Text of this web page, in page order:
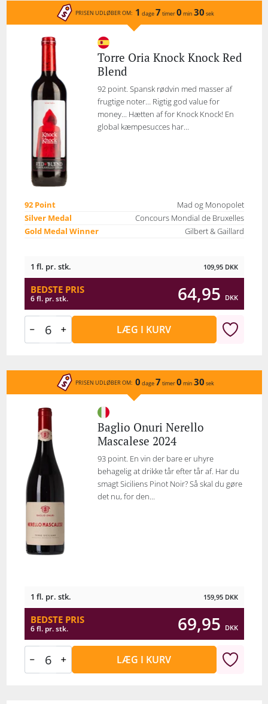
PRISEN UDLØBER OM: 1 dage7 timer0 min 30 sek
Torre Oria Knock Knock Red
Blend
92 point. Spansk rødvin med masser af
frugtige noter… Rigtig god value for
money... Hætten af for Knock Knock! En
global kæmpesucces har...
92 Point
Mad og Monopolet
Silver Medal
Concours Mondial de Bruxelles
Gold Medal Winner
Gilbert & Gaillard
1 fl. pr. stk. 109,95 DKK
BEDSTE PRIS
6 fl. pr. stk. 64,95 DKK
LÆG I KURV
PRISEN UDLØBER OM: 0 dage7 timer0 min 30 sek
Baglio Onuri Nerello
Mascalese 2024
93 point. En vin der bare er uhyre
behagelig at drikke tår efter tår af. Har du
smagt Siciliens Pinot Noir? Så skal du gøre
det nu, for den...
1 fl. pr. stk. 159,95 DKK
BEDSTE PRIS
6 fl. pr. stk. 69,95 DKK
LÆG I KURV